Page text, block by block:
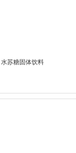
水苏糖固体饮料